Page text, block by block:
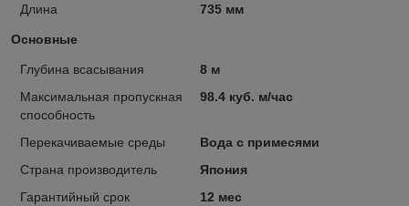
Длина 735 мм
Основные
Глубина всасывания
8 м
Максимальная пропускная
способность
98.4 куб. м/час
Перекачиваемые среды
Вода с примесями
Страна производитель
Япония
Гарантийный срок
12 мес